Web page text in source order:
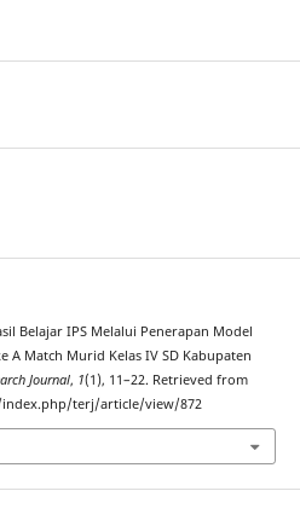
Belajar IPS Melalui Penerapan Model
A Match Murid Kelas IV SD Kabupaten
Journal, 1(1), 11–22. Retrieved from
terj/article/view/872